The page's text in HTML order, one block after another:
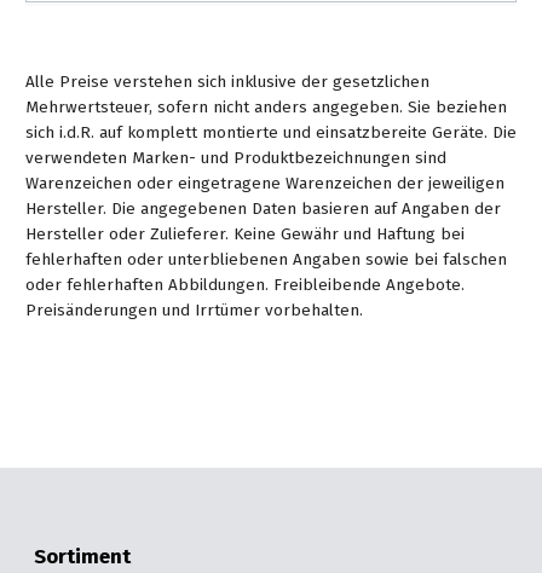
Alle Preise verstehen sich inklusive der gesetzlichen
Mehrwertsteuer, sofern nicht anders angegeben. Sie beziehen
sich i.d.R. auf komplett montierte und einsatzbereite Geräte. Die
verwendeten Marken- und Produktbezeichnungen sind
Warenzeichen oder eingetragene Warenzeichen der jeweiligen
Hersteller. Die angegebenen Daten basieren auf Angaben der
Hersteller oder Zulieferer. Keine Gewähr und Haftung bei
fehlerhaften oder unterbliebenen Angaben sowie bei falschen
oder fehlerhaften Abbildungen. Freibleibende Angebote.
Preisänderungen und Irrtümer vorbehalten.
Sortiment